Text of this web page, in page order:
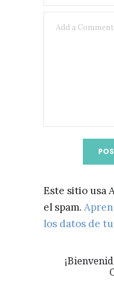
Este sitio usa
el spam.
los datos de